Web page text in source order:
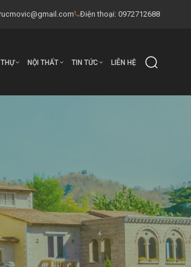
Điện thoại: 0972712688
NỘI THẤT TIN TỨC LIÊN HỆ